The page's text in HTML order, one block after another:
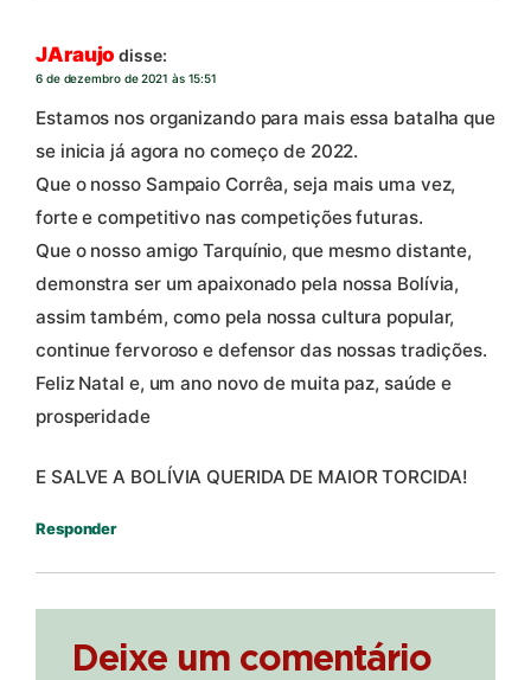
JAraujo disse:
6 de dezembro de 2021 às 15:51
Estamos nos organizando para mais essa batalha que
se inicia já agora no começo de 2022.
Que o nosso Sampaio Corrêa, seja mais uma vez,
forte e competitivo nas competições futuras.
Que o nosso amigo Tarquínio, que mesmo distante,
demonstra ser um apaixonado pela nossa Bolívia,
assim também, como pela nossa cultura popular,
continue fervoroso e defensor das nossas tradições.
Feliz Natal e, um ano novo de muita paz, saúde e
prosperidade
E SALVE A BOLÍVIA QUERIDA DE MAIOR TORCIDA!
Responder
Deixe um comentário